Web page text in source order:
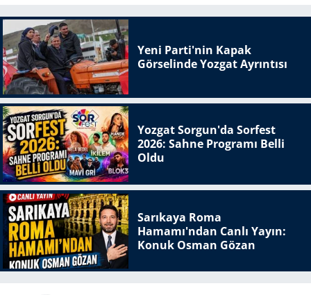
Yeni Parti'nin Kapak
Görselinde Yozgat Ayrıntısı
Yozgat Sorgun'da Sorfest
2026: Sahne Programı Belli
Oldu
Sarıkaya Roma
Hamamı'ndan Canlı Yayın:
Konuk Osman Gözan